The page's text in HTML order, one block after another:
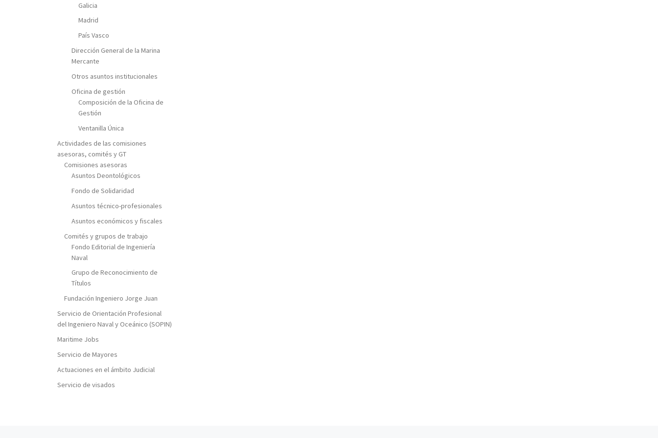
Galicia
Madrid
País Vasco
Dirección General de la Marina
Mercante
Otros asuntos institucionales
Oficina de gestión
Composición de la Oficina de
Gestión
Ventanilla Única
Actividades de las comisiones
asesoras, comités y GT
Comisiones asesoras
Asuntos Deontológicos
Fondo de Solidaridad
Asuntos técnico-profesionales
Asuntos económicos y fiscales
Comités y grupos de trabajo
Fondo Editorial de Ingeniería
Naval
Grupo de Reconocimiento de
Títulos
Fundación Ingeniero Jorge Juan
Servicio de Orientación Profesional
del Ingeniero Naval y Oceánico (SOPIN)
Maritime Jobs
Servicio de Mayores
Actuaciones en el ámbito Judicial
Servicio de visados